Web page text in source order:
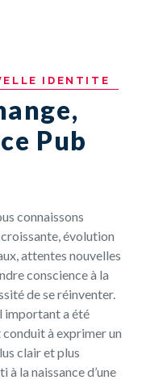
IDENTITE
Pub
connaissons
évolution
attentes nouvelles
conscience à la
de se réinventer.
important a été
à exprimer un
clair et plus
la naissance d’une